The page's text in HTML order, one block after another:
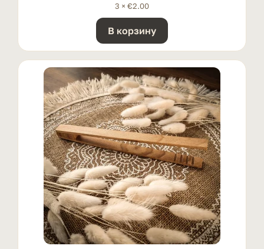
3 × €2.00
В корзину